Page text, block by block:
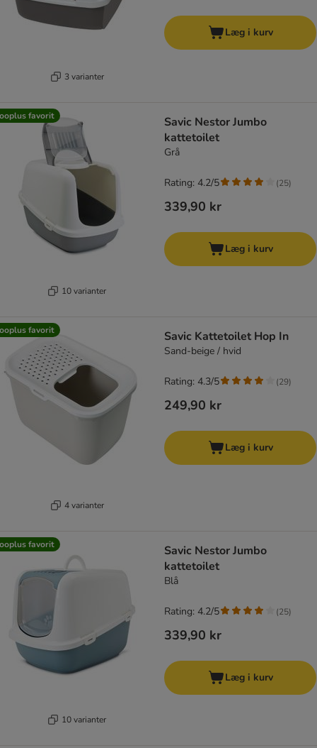
3 varianter
Læg i kurv
favorit
10 varianter
Savic Nestor Jumbo
kattetoilet
Grå
339,90 kr
Rating: 4.2/5 (25)
Læg i kurv
favorit
4 varianter
Savic Kattetoilet Hop In
Sand-beige / hvid
249,90 kr
Rating: 4.3/5 (29)
Læg i kurv
favorit
10 varianter
Savic Nestor Jumbo
kattetoilet
Blå
339,90 kr
Rating: 4.2/5 (25)
Læg i kurv